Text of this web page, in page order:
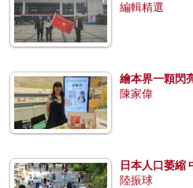
編輯精選
繪本界一顆閃
陳家偉
日本人口萎縮
陸振球